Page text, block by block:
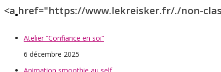
INFORMATIONS PRATIQUES
<a href="https://www.lekreisker.fr/./non-
Atelier “Confiance en soi”
6 décembre 2025